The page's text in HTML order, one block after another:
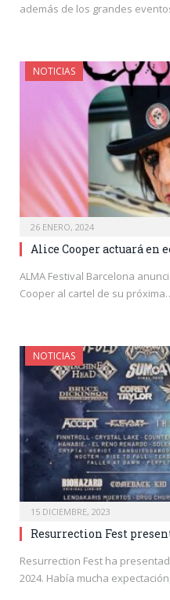
además de los grandes
NOTICIAS
26 ENERO, 2024
Alice Cooper actuará en
ALMA Festival Barcelona
Cooper al cartel de su
NOTICIAS
15 DICIEMBRE, 2023
Resurrection Fest
Resurrection Fest ha
2024. Había mucha